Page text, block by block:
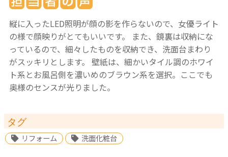
縦に入ったLED照明が顔の影を作らないので、女優ライト
の様で顔映りがとてもいいです。
また、鏡裏は収納にな
っているので、細々したものを収納でき、洗面台まわり
がスッキリとします。 壁紙は、細かいタイル調のホワイ
ト系とお風呂側を濃いめのブラウン系を選択。ここでも
奥様のセンスが光りました。
タグ
リフォーム 洗面化粧台